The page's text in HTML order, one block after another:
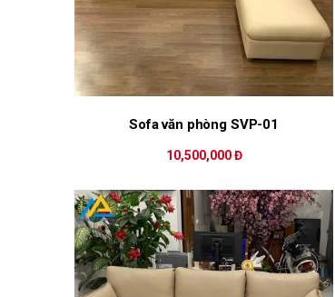
Sofa văn phòng SVP-01
10,500,000 Đ